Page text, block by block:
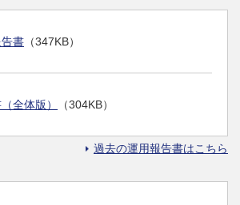
書 （347KB）
全体版） （304KB）
過去の運用報告書はこちら